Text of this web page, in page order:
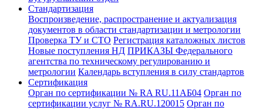
Стандартизация
Воспроизведение, распространение и актуализация
документов в области стандартизации и метрологии
Проверка ТУ и СТО Регистрация каталожных листов
Новые поступления НД ПРИКАЗЫ Федерального
агентства по техническому регулированию и
метрологии Календарь вступления в силу стандартов
Сертификация
Орган по сертификации № RA RU.11АБ04 Орган по
сертификации услуг № RA.RU.120015 Орган по